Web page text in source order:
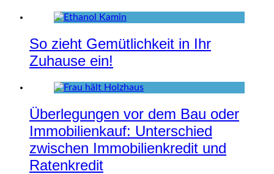
So zieht Gemütlichkeit in Ihr
Zuhause ein!
Überlegungen vor dem Bau oder
Immobilienkauf: Unterschied
zwischen Immobilienkredit und
Ratenkredit